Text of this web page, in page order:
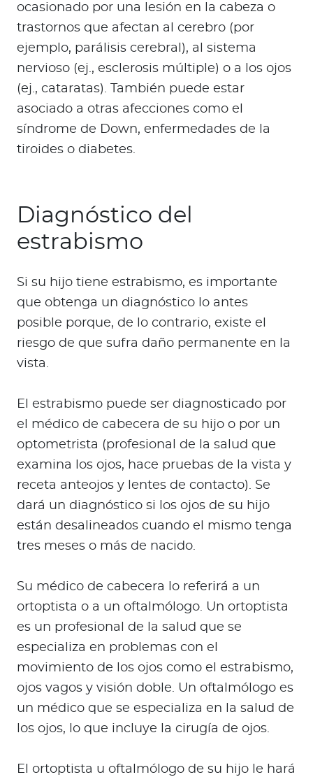
ocasionado por una lesión en la cabeza o
trastornos que afectan al cerebro (por
ejemplo, parálisis cerebral), al sistema
nervioso (ej., esclerosis múltiple) o a los ojos
(ej., cataratas). También puede estar
asociado a otras afecciones como el
síndrome de Down, enfermedades de la
tiroides o diabetes.
Diagnóstico del
estrabismo
Si su hijo tiene estrabismo, es importante
que obtenga un diagnóstico lo antes
posible porque, de lo contrario, existe el
riesgo de que sufra daño permanente en la
vista.
El estrabismo puede ser diagnosticado por
el médico de cabecera de su hijo o por un
optometrista (profesional de la salud que
examina los ojos, hace pruebas de la vista y
receta anteojos y lentes de contacto). Se
dará un diagnóstico si los ojos de su hijo
están desalineados cuando el mismo tenga
tres meses o más de nacido.
Su médico de cabecera lo referirá a un
ortoptista o a un oftalmólogo. Un ortoptista
es un profesional de la salud que se
especializa en problemas con el
movimiento de los ojos como el estrabismo,
ojos vagos y visión doble. Un oftalmólogo es
un médico que se especializa en la salud de
los ojos, lo que incluye la cirugía de ojos.
El ortoptista u oftalmólogo de su hijo le hará